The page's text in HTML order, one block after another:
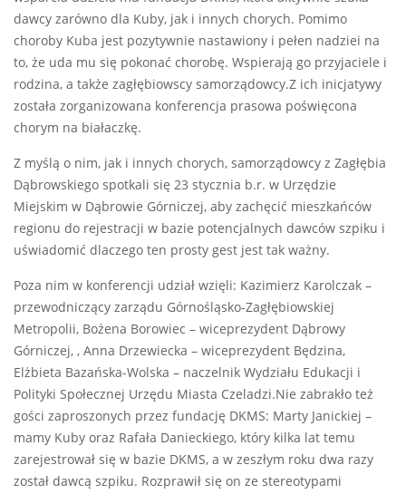
dawcy zarówno dla Kuby, jak i innych chorych. Pomimo
choroby Kuba jest pozytywnie nastawiony i pełen nadziei na
to, że uda mu się pokonać chorobę. Wspierają go przyjaciele i
rodzina, a także zagłębiowscy samorządowcy.Z ich inicjatywy
została zorganizowana konferencja prasowa poświęcona
chorym na białaczkę.
Z myślą o nim, jak i innych chorych, samorządowcy z Zagłębia
Dąbrowskiego spotkali się 23 stycznia b.r. w Urzędzie
Miejskim w Dąbrowie Górniczej, aby zachęcić mieszkańców
regionu do rejestracji w bazie potencjalnych dawców szpiku i
uświadomić dlaczego ten prosty gest jest tak ważny.
Poza nim w konferencji udział wzięli: Kazimierz Karolczak –
przewodniczący zarządu Górnośląsko-Zagłębiowskiej
Metropolii, Bożena Borowiec – wiceprezydent Dąbrowy
Górniczej, , Anna Drzewiecka – wiceprezydent Będzina,
Elżbieta Bazańska-Wolska – naczelnik Wydziału Edukacji i
Polityki Społecznej Urzędu Miasta Czeladzi.Nie zabrakło też
gości zaproszonych przez fundację DKMS: Marty Janickiej –
mamy Kuby oraz Rafała Danieckiego, który kilka lat temu
zarejestrował się w bazie DKMS, a w zeszłym roku dwa razy
został dawcą szpiku. Rozprawił się on ze stereotypami